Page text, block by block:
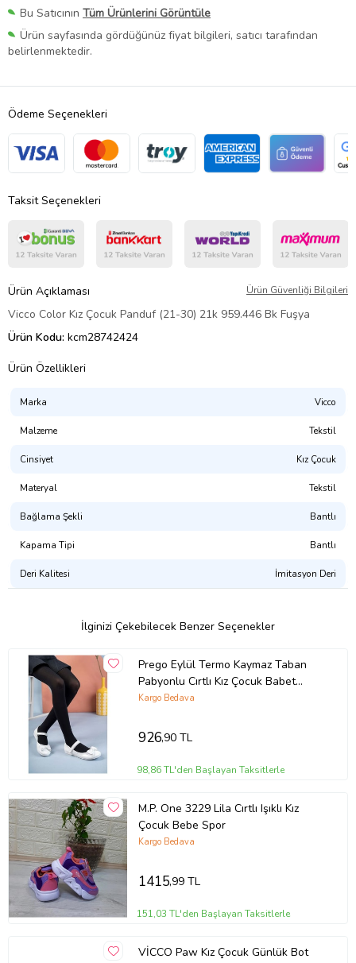
Bu Satıcının Tüm Ürünlerini Görüntüle
Ürün sayfasında gördüğünüz fiyat bilgileri, satıcı tarafından
belirlenmektedir.
Ödeme Seçenekleri
Taksit Seçenekleri
Ürün Açıklaması Ürün Güvenliği Bilgileri
Vicco Color Kız Çocuk Panduf (21-30) 21k 959.446 Bk Fuşya
Ürün Kodu: kcm28742424
Ürün Özellikleri
Marka Vicco
Malzeme Tekstil
Cinsiyet Kız Çocuk
Materyal Tekstil
Bağlama Şekli Bantlı
Kapama Tipi Bantlı
Deri Kalitesi İmitasyon Deri
İlginizi Çekebilecek Benzer Seçenekler
Prego Eylül Termo Kaymaz Taban
Pabyonlu Cırtlı Kız Çocuk Babet
BEYAZ
Kargo Bedava
926,90 TL
98,86 TL'den Başlayan Taksitlerle
M.P. One 3229 Lila Cırtlı Işıklı Kız
Çocuk Bebe Spor
Kargo Bedava
1415,99 TL
151,03 TL'den Başlayan Taksitlerle
VİCCO Paw Kız Çocuk Günlük Bot